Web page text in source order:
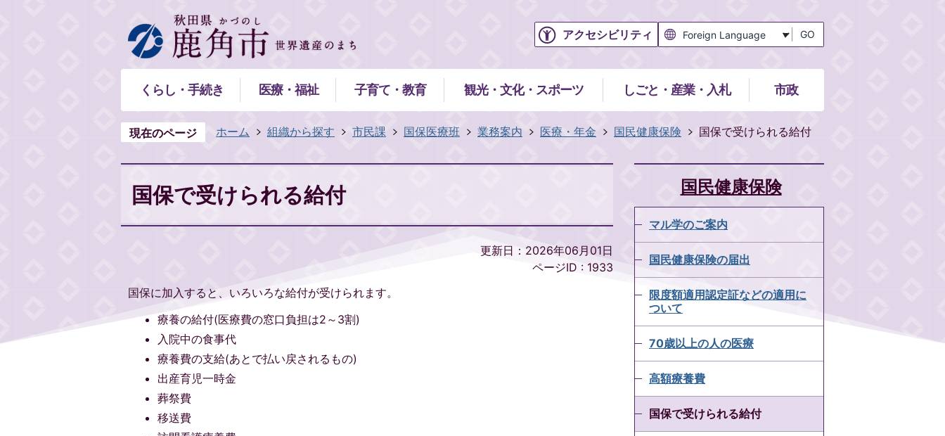
アクセシビリティ GO
くらし・手続き 医療・福祉 子育て・教育 観光・文化・スポーツ しごと・産業・入札 市政
現在のページ ホーム 組織から探す 市民課 国保医療班 業務案内 医療・年金 国民健康保険 国保で受けられる給付
国保で受けられる給付
更新日：2026年06月01日
ページID : 1933
国保に加入すると、いろいろな給付が受けられます。
療養の給付(医療費の窓口負担は2～3割)
入院中の食事代
療養費の支給(あとで払い戻されるもの)
出産育児一時金
葬祭費
移送費
国民健康保険
マル学のご案内
国民健康保険の届出
限度額適用認定証などの適用に
ついて
70歳以上の人の医療
高額療養費
国保で受けられる給付